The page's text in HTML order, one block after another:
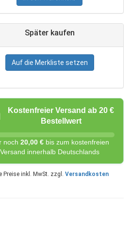
Später kaufen
Auf die Merkliste setzen
Kostenfreier Versand ab 20 €
Bestellwert
noch 20,00 €bis zum kostenfreien
Versand innerhalb Deutschlands
Preise inkl. MwSt. zzgl. Versandkosten